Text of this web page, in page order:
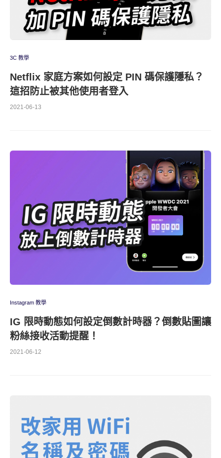
3C 教學
Netflix 家庭方案如何設定 PIN 碼保護隱私？
這招防止被其他使用者登入
2021-06-13
Instagram 教學
IG 限時動態如何設定倒數計時器？倒數貼圖讓
粉絲接收活動提醒！
2021-06-12